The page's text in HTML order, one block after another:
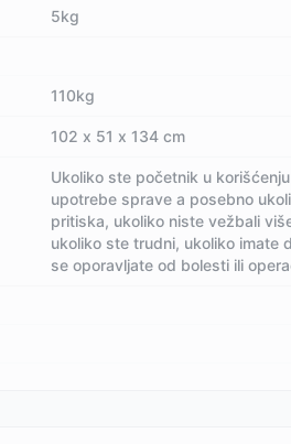
5kg
110kg
102 х 51 х 134 cm
Ukoliko ste početnik u
upotrebe sprave a posebno
pritiska, ukoliko niste vežbali
ukoliko ste trudni, ukoliko imate
se oporavljate od bolesti ili